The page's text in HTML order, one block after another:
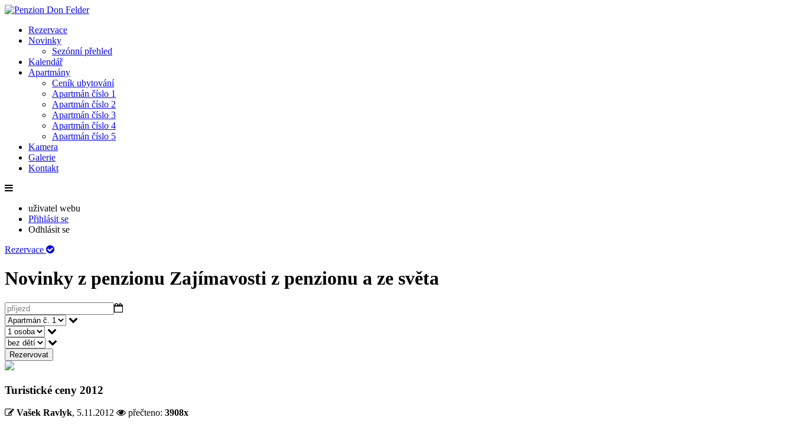
Rezervace
Novinky
Sezónní přehled
Kalendář
Apartmány
Ceník ubytování
Apartmán číslo 1
Apartmán číslo 2
Apartmán číslo 3
Apartmán číslo 4
Apartmán číslo 5
Kamera
Galerie
Kontakt
uživatel webu
Přihlásit se
Odhlásit se
Rezervace
Novinky z penzionu Zajímavosti z penzionu a ze světa
Rezervovat
Turistické ceny 2012
Vašek Ravlyk, 5.11.2012 přečteno: 3908x